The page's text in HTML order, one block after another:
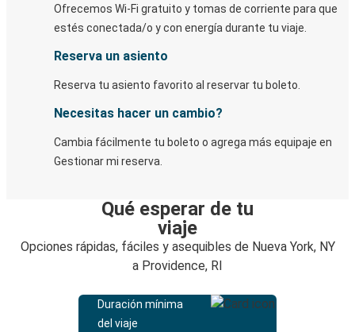
Ofrecemos Wi-Fi gratuito y tomas de corriente para que
estés conectada/o y con energía durante tu viaje.
Reserva un asiento
Reserva tu asiento favorito al reservar tu boleto.
Necesitas hacer un cambio?
Cambia fácilmente tu boleto o agrega más equipaje en
Gestionar mi reserva.
Qué esperar de tu
viaje
Opciones rápidas, fáciles y asequibles de Nueva York, NY
a Providence, RI
Duración mínima
del viaje